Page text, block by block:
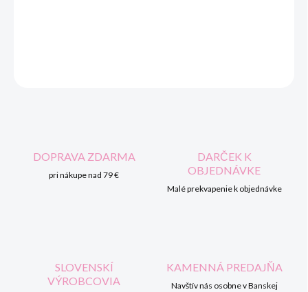
DOPRAVA ZDARMA
pri nákupe nad 79 €
DARČEK K
OBJEDNÁVKE
Malé prekvapenie k objednávke
SLOVENSKÍ
VÝROBCOVIA
KAMENNÁ PREDAJŇA
Navštív nás osobne v Banskej